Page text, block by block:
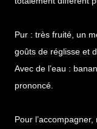
Pur : très fruité, un
goûts de réglisse et
Avec de l’eau :
prononcé.
Pour